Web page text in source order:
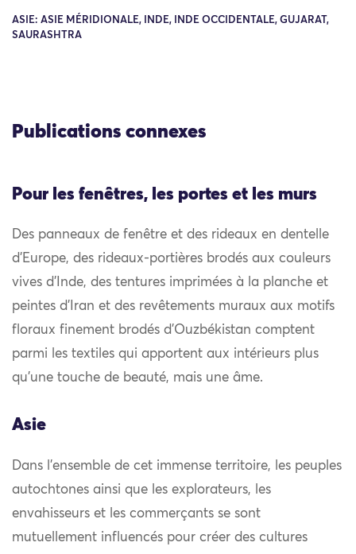
ASIE: ASIE MÉRIDIONALE, INDE, INDE OCCIDENTALE, GUJARAT,
SAURASHTRA
Publications connexes
Pour les fenêtres, les portes et les murs
Des panneaux de fenêtre et des rideaux en dentelle
d’Europe, des rideaux-portières brodés aux couleurs
vives d’Inde, des tentures imprimées à la planche et
peintes d’Iran et des revêtements muraux aux motifs
floraux finement brodés d’Ouzbékistan comptent
parmi les textiles qui apportent aux intérieurs plus
qu’une touche de beauté, mais une âme.
Asie
Dans l’ensemble de cet immense territoire, les peuples
autochtones ainsi que les explorateurs, les
envahisseurs et les commerçants se sont
mutuellement influencés pour créer des cultures